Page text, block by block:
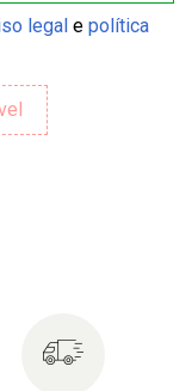
legal epolítica